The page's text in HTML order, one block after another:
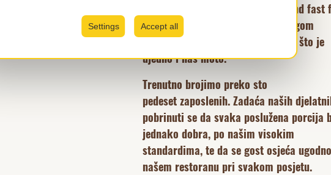
Settings Accept all
Ali Kebaba je vodeći hrvatski brand fast
restorana s osamnaest godina dugom
tradicijom svjetski dobrog okusa, što je
ujedno i naš moto.
Trenutno brojimo preko sto
pedeset zaposlenih. Zadaća naših
pobrinuti se da svaka poslužena porcija
jednako dobra, po našim visokim
standardima, te da se gost osjeća
našem restoranu pri svakom posjetu.